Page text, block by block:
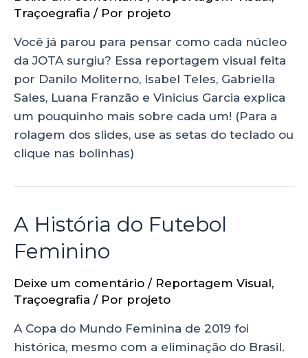
Traçoegrafia / Por projeto
Você já parou para pensar como cada núcleo
da JOTA surgiu? Essa reportagem visual feita
por Danilo Moliterno, Isabel Teles, Gabriella
Sales, Luana Franzão e Vinicius Garcia explica
um pouquinho mais sobre cada um! (Para a
rolagem dos slides, use as setas do teclado ou
clique nas bolinhas)
A História do Futebol
Feminino
Deixe um comentário / Reportagem Visual,
Traçoegrafia / Por projeto
A Copa do Mundo Feminina de 2019 foi
histórica, mesmo com a eliminação do Brasil.